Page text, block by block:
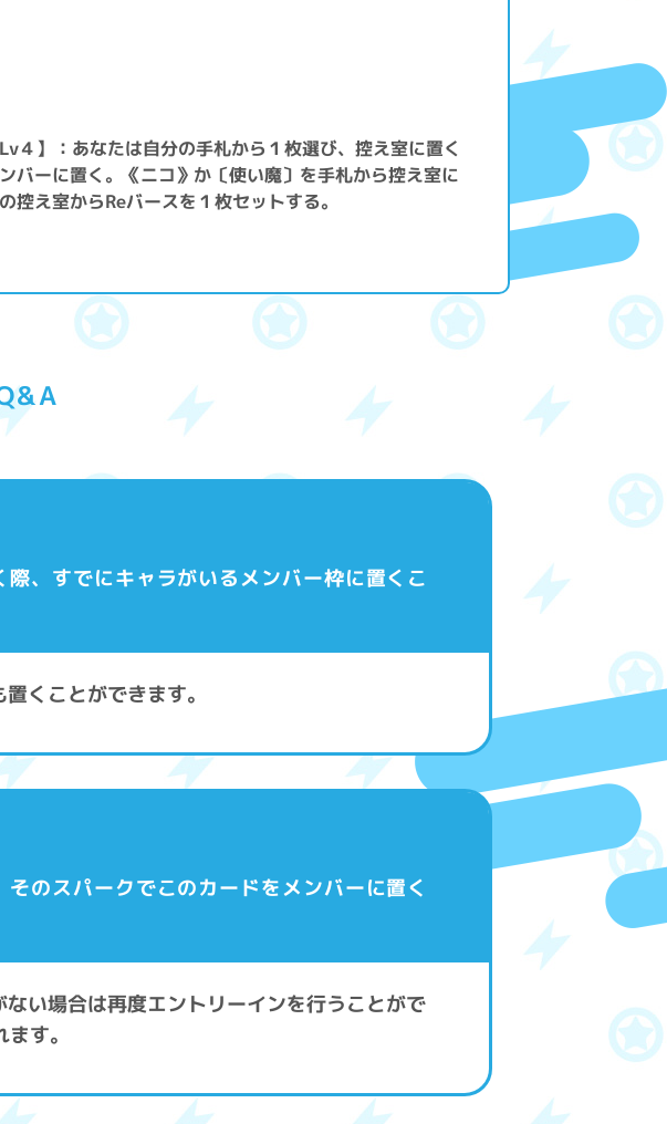
４】：あなたは自分の手札から１枚選び、控え室に置く
バーに置く。《ニコ》か〔使い魔〕を手札から控え室に
控え室からReバースを１枚セットする。
、すでにキャラがいるメンバー枠に置くこ
くことができます。
のスパークでこのカードをメンバーに置く
い場合は再度エントリーインを行うことがで
す。